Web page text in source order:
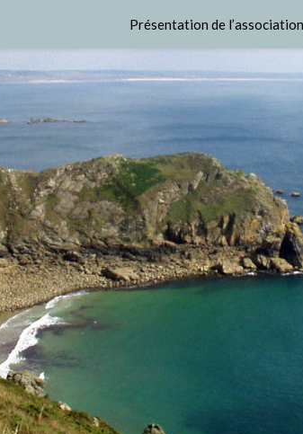
Présentation de l’association